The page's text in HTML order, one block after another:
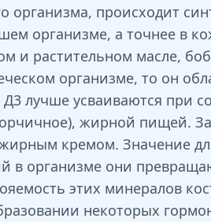
организма, происходит
организме, а точнее в
и растительном масле,
организме, то он
лучше усваиваются при
жирной пищей.
кремом. Значение
в организме они
этих минералов
некоторых